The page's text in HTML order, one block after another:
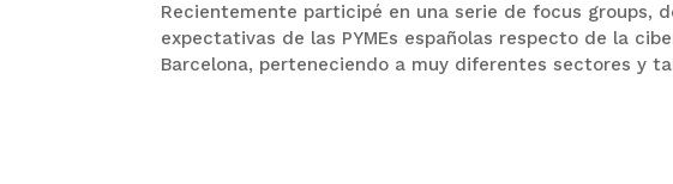
Recientemente participé en una serie de focus groups,
expectativas de las PYMEs españolas respecto de la
Barcelona, perteneciendo a muy diferentes sectores y